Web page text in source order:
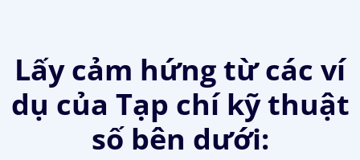
Lấy cảm hứng từ các ví
dụ của Tạp chí kỹ thuật
số bên dưới: